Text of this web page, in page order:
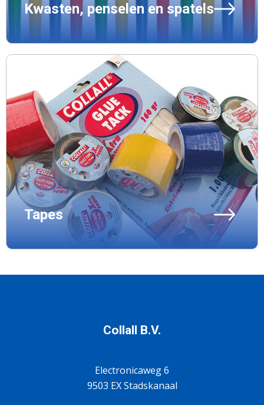
Kwasten, penselen en spatels
Tapes
Collall B.V.
Electronicaweg 6
9503 EX Stadskanaal